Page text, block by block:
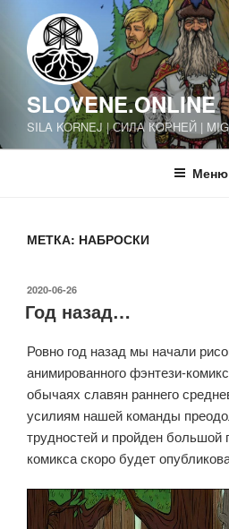
содержимому
SLOVENE.ONLINE
SILA KORNEJ | СИЛА КОРНЕЙ |
Меню
МЕТКА: НАБРОСКИ
ОПУБЛИКОВАНО
2020-06-26
Год назад…
Ровно год назад мы начали
анимированного фэнтези-
обычаях славян раннего
усилиям нашей команды
трудностей и пройден большой
комикса скоро будет